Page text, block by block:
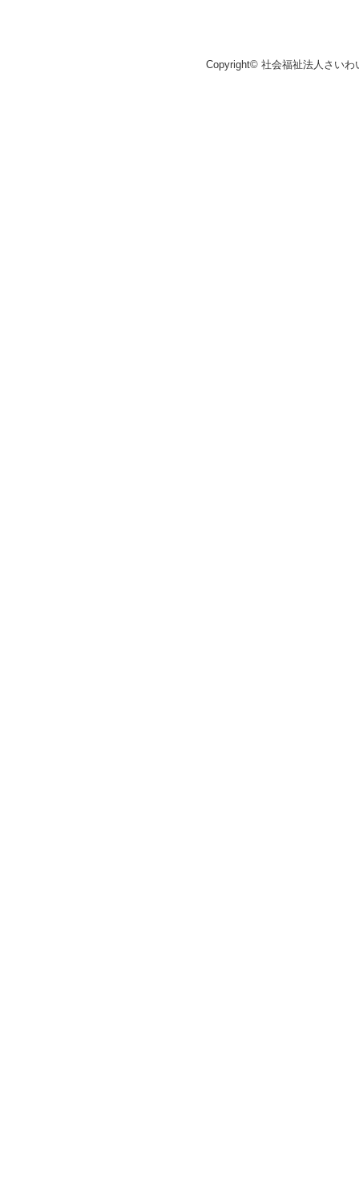
Copyright© 社会福祉法人さい